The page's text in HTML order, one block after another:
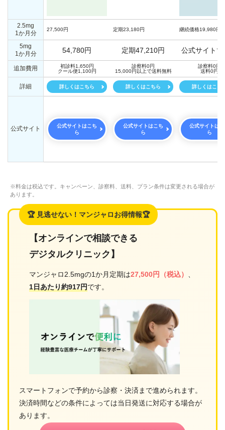
2.5mg
1か月分
27,500円 定期23,180円 継続価格19,980円
5mg
1か月分
54,780円 定期47,210円 公式サイトで
追加費用
初診料1,650円
クール便1,100円
診察料0円
15,000円以上で送料無料
診察料0円
送料0円
詳細 詳しくはこちら 詳しくはこちら 詳しくはこち
公式サイト
公式サイトはこち
ら
公式サイトはこち
ら
公式サイトは
ら
※料金は税込です。キャンペーン、診察料、送料、プラン条件は変更される場合が
あります。
🏆 見逃せない！マンジャロお得情報🏆
【オンラインで相談できる
デジタルクリニック】
マンジャロ2.5mgの1か月定期は27,500円（税込） 、
1日あたり約917円です。
スマートフォンで予約から診察・決済まで進められます。
決済時間などの条件によっては当日発送に対応する場合が
あります。